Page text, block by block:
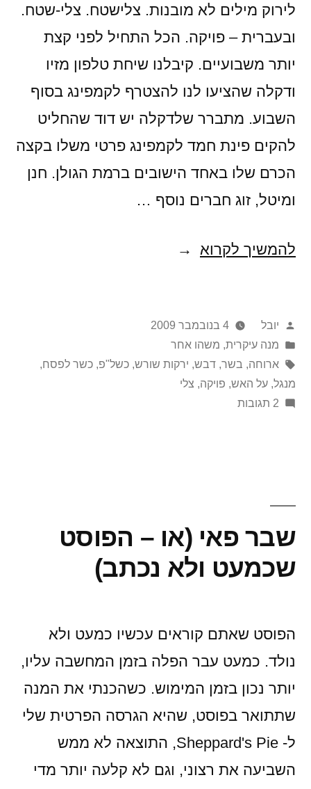
לירוק מילים לא מובנות. צלישטח. צלי-שטח.
ובעברית – פויקה. הכל התחיל לפני קצת
יותר משבועיים. קיבלנו שיחת טלפון מזיו
ודקלה שהציעו לנו להצטרף לקמפינג בסוף
השבוע. מתברר שלדקלה יש דוד שהחליט
להקים פינת חמד לקמפינג פרטי משלו בקצה
הכרם שלו באחד הישובים ברמת הגולן. חנן
ומיטל, זוג חברים נוסף …
להמשיך לקרוא צלישטח
פורסם
על
ידי
יובל
4 בנובמבר 2009
Posted
in
מנה עיקרית, משהו אחר
תגיות:
ארוחה, בשר, דבש, ירקות שורש, כשל"פ, כשר לפסח,
מנגל, על האש, פויקה, צלי
2 תגובות
על
שבר פאי (או – הפוסט
שכמעט ולא נכתב)
הפוסט שאתם קוראים עכשיו כמעט ולא
נולד. כמעט עבר הפלה בזמן המחשבה עליו,
יותר נכון בזמן המימוש. כשהכנתי את המנה
שתתואר בפוסט, שהיא הגרסה הפרטית שלי
ל- Sheppard's Pie, התוצאה לא ממש
השביעה את רצוני, וגם לא קלעה יותר מדי